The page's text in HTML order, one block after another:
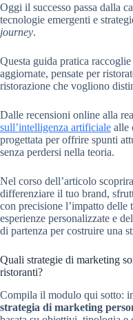
Oggi il successo passa dalla
tecnologie emergenti e
journey.
Questa guida pratica raccoglie
aggiornate, pensate per
ristorazione che vogliono
Dalle recensioni online alla
sull’intelligenza artificiale alle
progettata per offrire spunti
senza perdersi nella teoria.
Nel corso dell’articolo
differenziare il tuo brand,
con precisione l’impatto delle
esperienze personalizzate e
di partenza per costruire una
Quali strategie di marketing
ristoranti?
Compila il modulo qui sotto:
strategia di marketing